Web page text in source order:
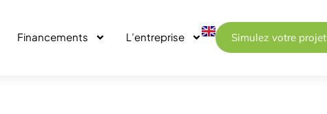
Financements L’entreprise Simulez votre projet